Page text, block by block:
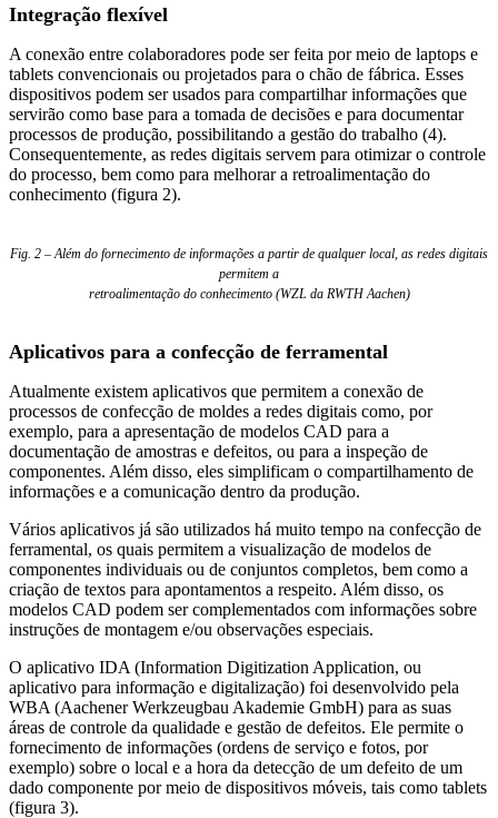
Integração flexível
A conexão entre colaboradores pode ser feita por meio de laptops e
tablets convencionais ou projetados para o chão de fábrica. Esses
dispositivos podem ser usados para compartilhar informações que
servirão como base para a tomada de decisões e para documentar
processos de produção, possibilitando a gestão do trabalho (4).
Consequentemente, as redes digitais servem para otimizar o controle
do processo, bem como para melhorar a retroalimentação do
conhecimento (figura 2).
Fig. 2 – Além do fornecimento de informações a partir de qualquer local, as redes digitais
permitem a
retroalimentação do conhecimento (WZL da RWTH Aachen)
Aplicativos para a confecção de ferramental
Atualmente existem aplicativos que permitem a conexão de
processos de confecção de moldes a redes digitais como, por
exemplo, para a apresentação de modelos CAD para a
documentação de amostras e defeitos, ou para a inspeção de
componentes. Além disso, eles simplificam o compartilhamento de
informações e a comunicação dentro da produção.
Vários aplicativos já são utilizados há muito tempo na confecção de
ferramental, os quais permitem a visualização de modelos de
componentes individuais ou de conjuntos completos, bem como a
criação de textos para apontamentos a respeito. Além disso, os
modelos CAD podem ser complementados com informações sobre
instruções de montagem e/ou observações especiais.
O aplicativo IDA (Information Digitization Application, ou
aplicativo para informação e digitalização) foi desenvolvido pela
WBA (Aachener Werkzeugbau Akademie GmbH) para as suas
áreas de controle da qualidade e gestão de defeitos. Ele permite o
fornecimento de informações (ordens de serviço e fotos, por
exemplo) sobre o local e a hora da detecção de um defeito de um
dado componente por meio de dispositivos móveis, tais como tablets
(figura 3).